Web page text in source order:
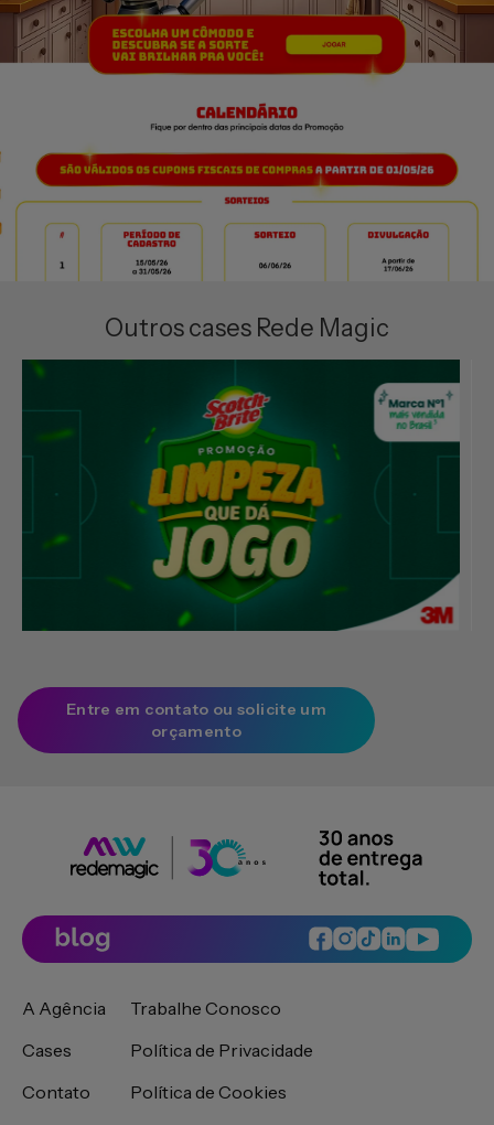
Outros cases Rede Magic
Entre em contato ou solicite um
orçamento
A Agência
Cases
Contato
Trabalhe Conosco
Política de Privacidade
Política de Cookies